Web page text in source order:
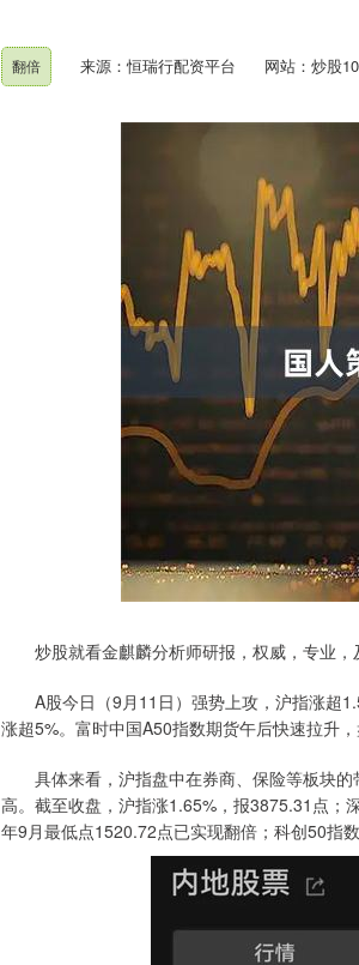
翻倍 来源：恒瑞行配资平台 网站：炒股
炒股就看金麒麟分析师研报，权威，专业，
A股今日（9月11日）强势上攻，沪指涨超
涨超5%。富时中国A50指数期货午后快速拉升，
具体来看，沪指盘中在券商、保险等板块的
高。截至收盘，沪指涨1.65%，报3875.31点；
年9月最低点1520.72点已实现翻倍；科创50指